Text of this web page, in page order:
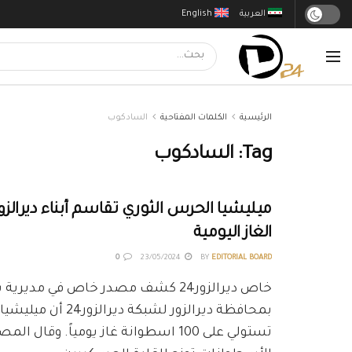
English العربية
الرئيسية الكلمات المفتاحية السادكوب
Tag: السادكوب
ميليشيا الحرس الثوري تقاسم أبناء
الغاز اليومية
BY EDITORIAL BOARD
0
خاص ديرالزور24 كشف مصدر خاص في
بمحافظة ديرالزور لشبكة
تستولي على 100 اسطوانة غاز يومياً. وقال